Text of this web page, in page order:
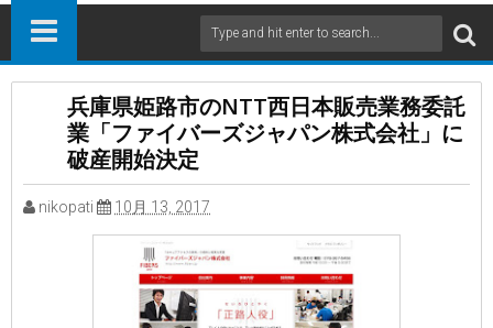
兵庫県姫路市のNTT西日本販売業務委託
業「ファイバーズジャパン株式会社」に
破産開始決定
nikopati 10月 13, 2017